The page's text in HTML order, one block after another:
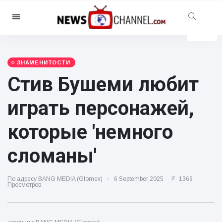
Категории
Социально-развлекательный
Кино и телевидение
(81)
Спорт
(237)
Мода и красота
(122)
Автомобили и мотор
Игры
Стиль жизни и досуг
(121)
ЗНАМЕНИТОСТИ
Стив Бушеми любит
играть персонажей,
которые 'немного
сломаны'
По адресу BANG MEDIA (Glomex) 6 September 2025
1369
Просмотров